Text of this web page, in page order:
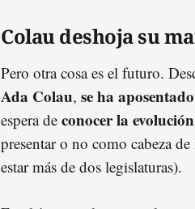
Colau deshoja su
Pero otra cosa es el futuro.
Ada Colau, se ha
espera de conocer la
presentar o no como cabeza
estar más de dos legislaturas).